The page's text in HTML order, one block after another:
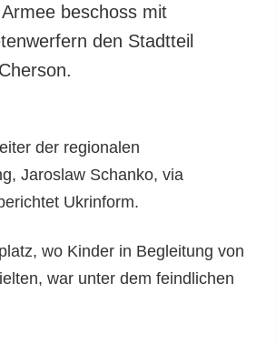
beschoss mit
den Stadtteil
der regionalen
Jaroslaw Schanko, via
Ukrinform.
wo Kinder in Begleitung von
war unter dem feindlichen